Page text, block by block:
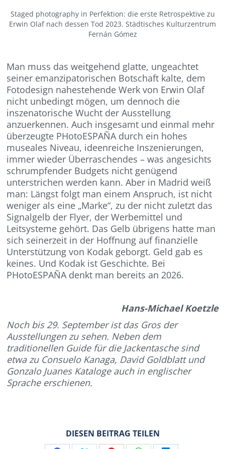
Staged photography in Perfektion: die erste Retrospektive zu
Erwin Olaf nach dessen Tod 2023. Städtisches Kulturzentrum
Fernán Gómez
Man muss das weitgehend glatte, ungeachtet
seiner emanzipatorischen Botschaft kalte, dem
Fotodesign nahestehende Werk von Erwin Olaf
nicht unbedingt mögen, um dennoch die
inszenatorische Wucht der Ausstellung
anzuerkennen. Auch insgesamt und einmal mehr
überzeugte PHotoESPAÑA durch ein hohes
museales Niveau, ideenreiche Inszenierungen,
immer wieder Überraschendes – was angesichts
schrumpfender Budgets nicht genügend
unterstrichen werden kann. Aber in Madrid weiß
man: Längst folgt man einem Anspruch, ist nicht
weniger als eine „Marke“, zu der nicht zuletzt das
Signalgelb der Flyer, der Werbemittel und
Leitsysteme gehört. Das Gelb übrigens hatte man
sich seinerzeit in der Hoffnung auf finanzielle
Unterstützung von Kodak geborgt. Geld gab es
keines. Und Kodak ist Geschichte. Bei
PHotoESPAÑA denkt man bereits an 2026.
Hans-Michael Koetzle
Noch bis 29. September ist das Gros der
Ausstellungen zu sehen. Neben dem
traditionellen Guide für die Jackentasche sind
etwa zu Consuelo Kanaga, David Goldblatt und
Gonzalo Juanes Kataloge auch in englischer
Sprache erschienen.
DIESEN BEITRAG TEILEN